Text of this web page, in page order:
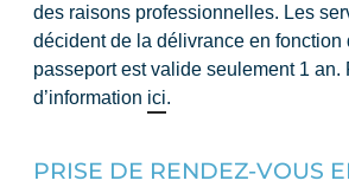
des raisons professionnelles. Les
décident de la délivrance en fonction
passeport est valide seulement 1 an.
d’information ici.
PRISE DE RENDEZ-VOUS